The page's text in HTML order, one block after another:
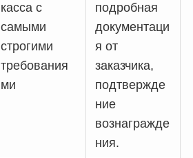
касса с
самыми
строгими
требования
ми
подробная
документаци
я от
заказчика,
подтвержде
ние
вознагражде
ния.